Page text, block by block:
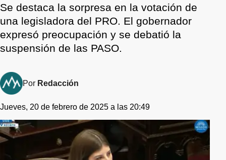
Se destaca la sorpresa en la votación de
una legisladora del PRO. El gobernador
expresó preocupación y se debatió la
suspensión de las PASO.
Por Redacción
Jueves, 20 de febrero de 2025 a las 20:49